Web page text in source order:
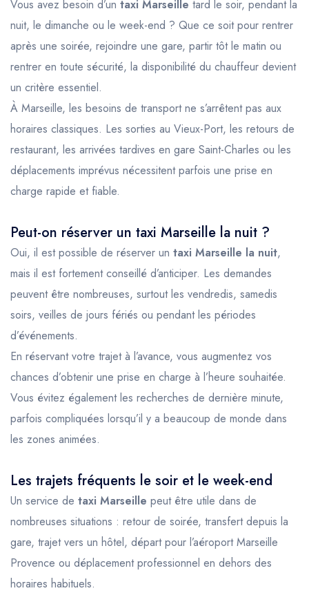
Vous avez besoin d’un taxi Marseille tard le soir, pendant la
nuit, le dimanche ou le week-end ? Que ce soit pour rentrer
après une soirée, rejoindre une gare, partir tôt le matin ou
rentrer en toute sécurité, la disponibilité du chauffeur devient
un critère essentiel.
À Marseille, les besoins de transport ne s’arrêtent pas aux
horaires classiques. Les sorties au Vieux-Port, les retours de
restaurant, les arrivées tardives en gare Saint-Charles ou les
déplacements imprévus nécessitent parfois une prise en
charge rapide et fiable.
Peut-on réserver un taxi Marseille la nuit ?
Oui, il est possible de réserver un taxi Marseille la nuit,
mais il est fortement conseillé d’anticiper. Les demandes
peuvent être nombreuses, surtout les vendredis, samedis
soirs, veilles de jours fériés ou pendant les périodes
d’événements.
En réservant votre trajet à l’avance, vous augmentez vos
chances d’obtenir une prise en charge à l’heure souhaitée.
Vous évitez également les recherches de dernière minute,
parfois compliquées lorsqu’il y a beaucoup de monde dans
les zones animées.
Les trajets fréquents le soir et le week-end
Un service de taxi Marseille peut être utile dans de
nombreuses situations : retour de soirée, transfert depuis la
gare, trajet vers un hôtel, départ pour l’aéroport Marseille
Provence ou déplacement professionnel en dehors des
horaires habituels.